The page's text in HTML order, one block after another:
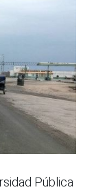
Pública